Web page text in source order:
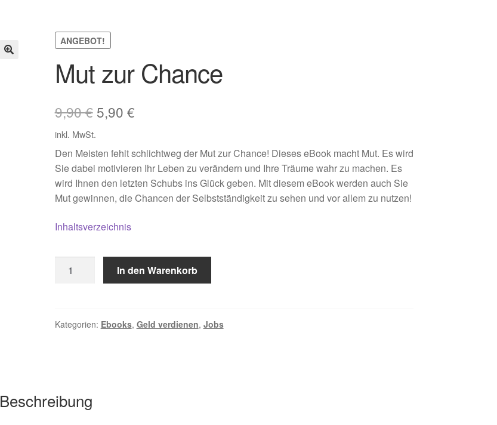
ANGEBOT!
Mut zur Chance
9,90€ Ursprünglicher
war:
9,90 €
5,90 €Aktueller
ist:
5,90 €.
inkl. MwSt.
Den Meisten fehlt schlichtweg der Mut zur Chance! Dieses eBook macht Mut. Es wird
Sie dabei motivieren Ihr Leben zu verändern und Ihre Träume wahr zu machen. Es
wird Ihnen den letzten Schubs ins Glück geben. Mit diesem eBook werden auch Sie
Mut gewinnen, die Chancen der Selbstständigkeit zu sehen und vor allem zu nutzen!
Inhaltsverzeichnis
In den Warenkorb
Kategorien: Ebooks, Geld verdienen, Jobs
Beschreibung